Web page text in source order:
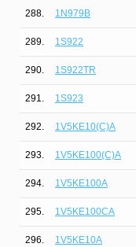
288. 1N979B
289. 1S922
290. 1S922TR
291. 1S923
292. 1V5KE10(C)A
293. 1V5KE100(C)A
294. 1V5KE100A
295. 1V5KE100CA
296. 1V5KE10A